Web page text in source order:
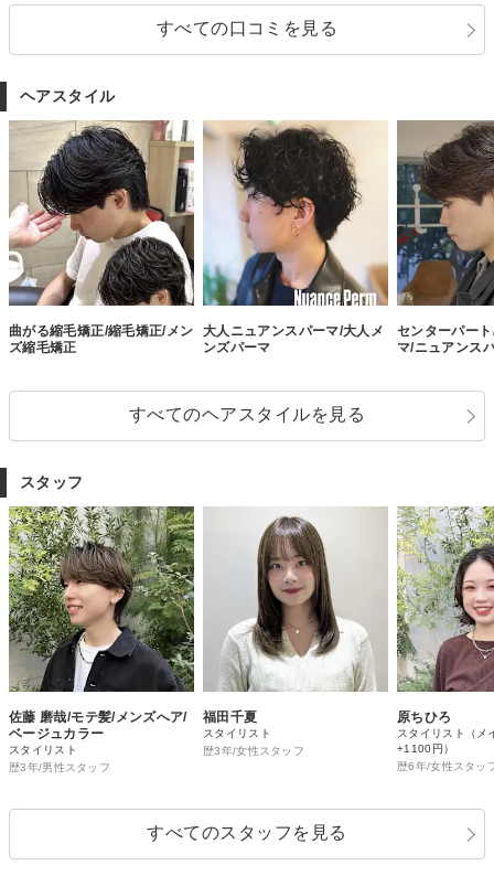
すべての口コミを見る
ヘアスタイル
曲がる縮毛矯正/縮毛矯正/メン
ズ縮毛矯正
大人ニュアンスパーマ/大人メ
ンズパーマ
センターパー
マ/ニュアンス
すべてのヘアスタイルを見る
スタッフ
佐藤 磨哉/モテ髪/メンズへア/
ベージュカラー
スタイリスト
歴3年/男性スタッフ
福田千夏
スタイリスト
歴3年/女性スタッフ
原ちひろ
スタイリスト（メ
+1100円）
歴6年/女性スタッ
すべてのスタッフを見る